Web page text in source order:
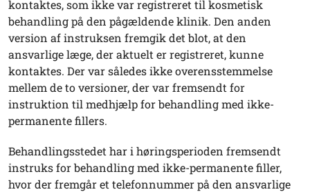
kontaktes, som ikke var registreret til kosmetisk
behandling på den pågældende klinik. Den anden
version af instruksen fremgik det blot, at den
ansvarlige læge, der aktuelt er registreret, kunne
kontaktes. Der var således ikke overensstemmelse
mellem de to versioner, der var fremsendt for
instruktion til medhjælp for behandling med ikke-
permanente fillers.
Behandlingsstedet har i høringsperioden fremsendt
instruks for behandling med ikke-permanente filler,
hvor der fremgår et telefonnummer på den ansvarlige